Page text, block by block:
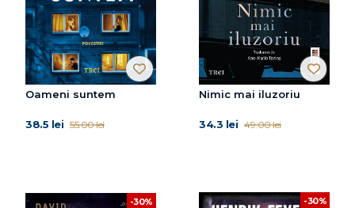
Oameni suntem
38.5 lei 55.00 lei
Nimic mai iluzoriu
34.3 lei 49.00 lei
-30% -30%